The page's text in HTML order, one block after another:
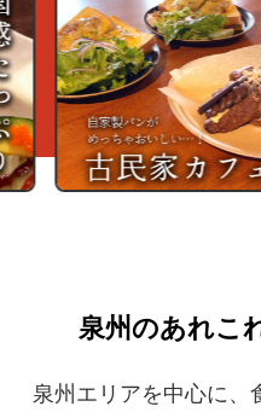
泉州のあれこ
泉州エリアを中心に、